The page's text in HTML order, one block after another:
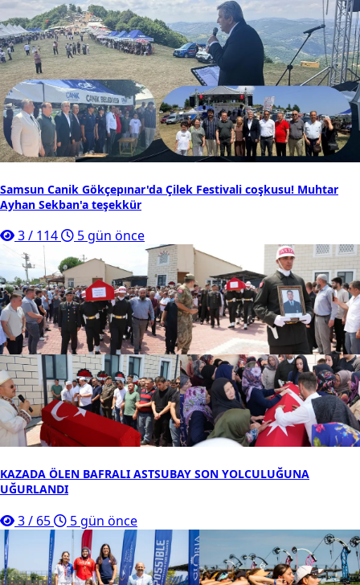
Samsun Canik Gökçepınar'da Çilek Festivali coşkusu! Muhtar
Ayhan Sekban'a teşekkür
3/ 114 5 gün önce
KAZADA ÖLEN BAFRALI ASTSUBAY SON YOLCULUĞUNA
UĞURLANDI
3/ 65 5 gün önce